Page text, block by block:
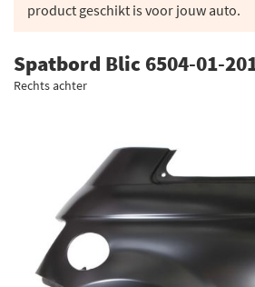
product geschikt is voor jouw auto.
Spatbord Blic 6504-01-
Rechts achter